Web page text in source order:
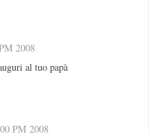
2008
al tuo papà
PM 2008